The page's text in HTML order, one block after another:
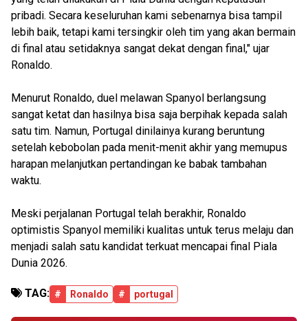
pribadi. Secara keseluruhan kami sebenarnya bisa tampil
lebih baik, tetapi kami tersingkir oleh tim yang akan bermain
di final atau setidaknya sangat dekat dengan final," ujar
Ronaldo.
Menurut Ronaldo, duel melawan Spanyol berlangsung
sangat ketat dan hasilnya bisa saja berpihak kepada salah
satu tim. Namun, Portugal dinilainya kurang beruntung
setelah kebobolan pada menit-menit akhir yang memupus
harapan melanjutkan pertandingan ke babak tambahan
waktu.
Meski perjalanan Portugal telah berakhir, Ronaldo
optimistis Spanyol memiliki kualitas untuk terus melaju dan
menjadi salah satu kandidat terkuat mencapai final Piala
Dunia 2026.
TAG: # Ronaldo # portugal